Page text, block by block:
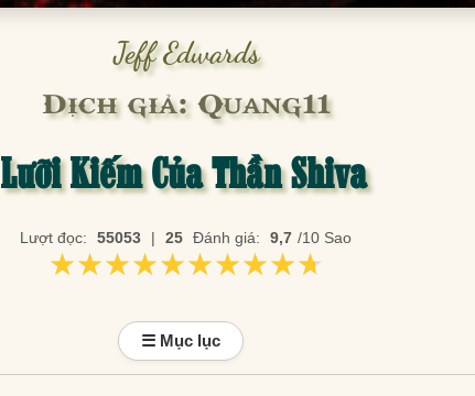
Jeff Edwards
Dịch giả: Quang11
Lưỡi Kiếm Của Thần Shiva
Lượt đọc: 55053 | 25 Đánh giá: 9,7 /10 Sao
★★★★★★★★★★
★★★★★★★★★★
☰ Mục lục